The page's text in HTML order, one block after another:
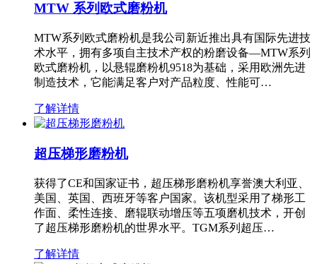
MTW 系列欧式磨粉机
MTW系列欧式磨粉机是我公司新近推出具有国际先进技
术水平，拥有多项自主技术产权的粉磨设备—MTW系列
欧式磨粉机，以悬辊磨粉机9518为基础，采用欧洲先进
制造技术，它能满足客户对产品粒度、性能可…
了解详情
超压梯形磨粉机
获得了CE和国家证书，超压梯形磨粉机享誉澳大利亚、
美国、英国、西班牙等客户国家。该机型采用了梯形工
作面、柔性连接、磨辊联动增压等五项磨机技术，开创
了超压梯形磨粉机的世界水平。TGM系列超压…
了解详情